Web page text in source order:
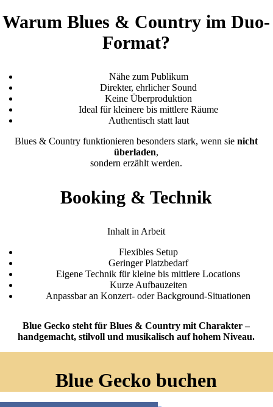
Warum Blues & Country im Duo-
Format?
Nähe zum Publikum
Direkter, ehrlicher Sound
Keine Überproduktion
Ideal für kleinere bis mittlere Räume
Authentisch statt laut
Blues & Country funktionieren besonders stark, wenn sie nicht
überladen,
sondern erzählt werden.
Booking & Technik
Inhalt in Arbeit
Flexibles Setup
Geringer Platzbedarf
Eigene Technik für kleine bis mittlere Locations
Kurze Aufbauzeiten
Anpassbar an Konzert- oder Background-Situationen
Blue Gecko steht für Blues & Country mit Charakter –
handgemacht, stilvoll und musikalisch auf hohem Niveau.
Blue Gecko buchen